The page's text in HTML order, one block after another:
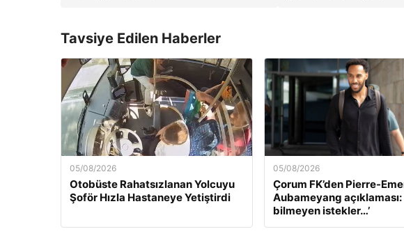
Tavsiye Edilen Haberler
05/08/2026
Otobüste Rahatsızlanan Yolcuyu
Şoför Hızla Hastaneye Yetiştirdi
05/08/2026
Çorum FK’den Pierre-
Aubameyang açıklaması:
bilmeyen istekler…’